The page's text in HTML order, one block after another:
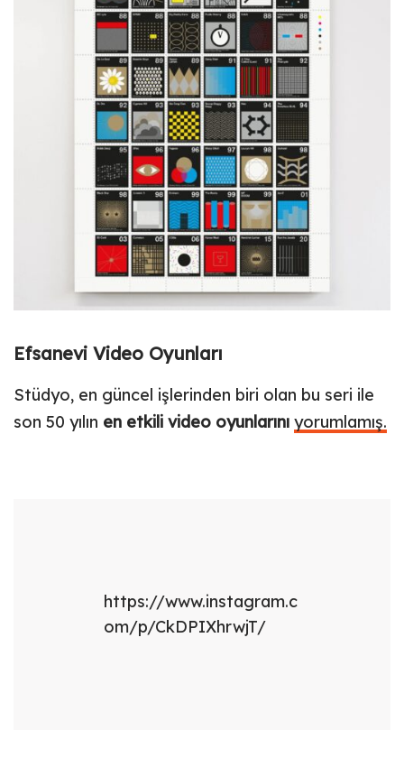
Efsanevi Video Oyunları
Stüdyo, en güncel işlerinden biri olan bu seri ile
son 50 yılın en etkili video oyunlarını yorumlamış.
https://www.instagram.c
om/p/CkDPIXhrwjT/